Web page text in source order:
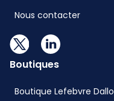
Nous contacter
Boutiques
Boutique Lefebvre